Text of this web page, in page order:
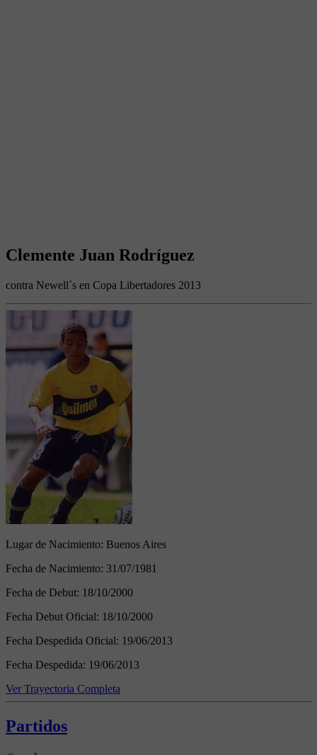
Clemente Juan Rodríguez
contra Newell´s en Copa Libertadores 2013
Lugar de Nacimiento: Buenos Aires
Fecha de Nacimiento: 31/07/1981
Fecha de Debut: 18/10/2000
Fecha Debut Oficial: 18/10/2000
Fecha Despedida Oficial: 19/06/2013
Fecha Despedida: 19/06/2013
Ver Trayectoria Completa
Partidos